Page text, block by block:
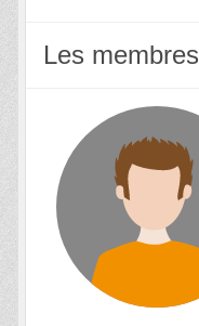
Les membres